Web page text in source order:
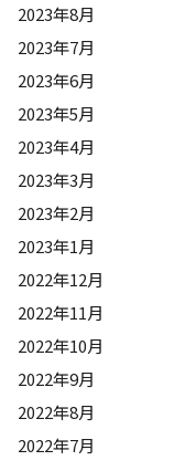
2023年8月
2023年7月
2023年6月
2023年5月
2023年4月
2023年3月
2023年2月
2023年1月
2022年12月
2022年11月
2022年10月
2022年9月
2022年8月
2022年7月